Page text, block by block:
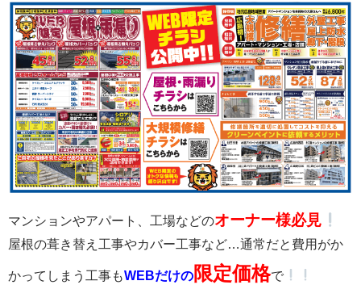
マンションやアパート、工場などのオーナー様必見
屋根の葺き替え工事やカバー工事など…通常だと費用がか
かってしまう工事もWEBだけの 限定価格で